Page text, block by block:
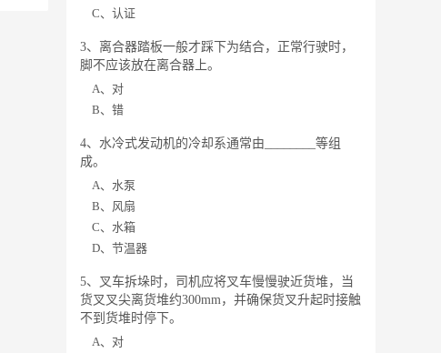
C、认证
3、离合器踏板一般才踩下为结合，正常行驶时，
脚不应该放在离合器上。
A、对
B、错
4、水冷式发动机的冷却系通常由________等组
成。
A、水泵
B、风扇
C、水箱
D、节温器
5、叉车拆垛时，司机应将叉车慢慢驶近货堆，当
货叉叉尖离货堆约300mm，并确保货叉升起时接触
不到货堆时停下。
A、对